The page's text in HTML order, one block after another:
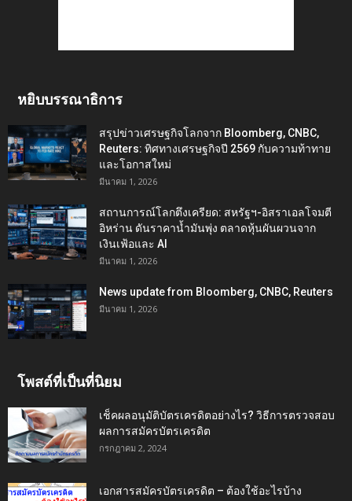
หยิบบรรณาธิการ
สรุปข่าวเศรษฐกิจโลกจาก Bloomberg, CNBC,
Reuters: ทิศทางเศรษฐกิจปี 2569 กับความท้าทาย
และโอกาสใหม่
มีนาคม 1, 2026
สถานการณ์โลกตึงเครียด: สหรัฐฯ-อิสราเอลโจมตี
อิหร่าน ดันราคาน้ำมันพุ่ง ตลาดหุ้นผันผวนจาก
เงินเฟ้อและ AI
มีนาคม 1, 2026
News update from Bloomberg, CNBC, Reuters
มีนาคม 1, 2026
โพสต์ที่เป็นที่นิยม
เช็คผลอนุมัติบัตรเครดิตอย่างไร? วิธีการตรวจสอบ
ผลการสมัครบัตรเครดิต
กรกฎาคม 2, 2024
เอกสารสมัครบัตรเครดิต – ต้องใช้อะไรบ้าง